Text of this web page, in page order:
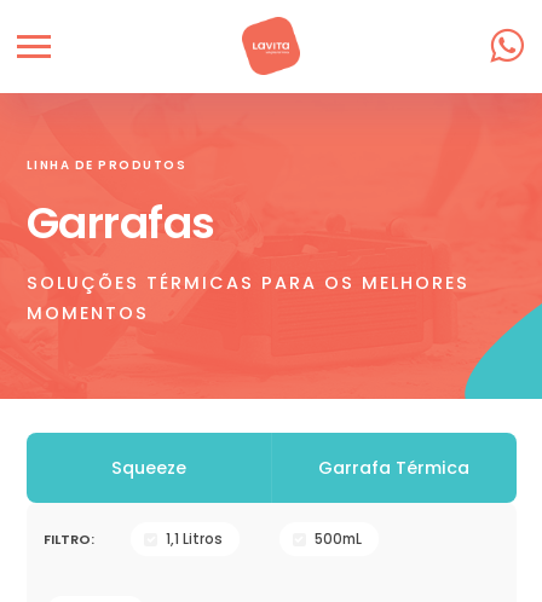
LINHA DE PRODUTOS
Garrafas
SOLUÇÕES TÉRMICAS PARA OS MELHORES
MOMENTOS
Squeeze Garrafa Térmica
1,1 Litros 500mL